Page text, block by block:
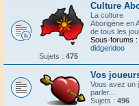
Culture
La culture
Aborigène en
de tous les
Sous-forums :
didgeridoo
Sujets : 475
Vos
Vous avez un
parler...
Sujets : 496